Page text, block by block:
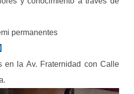
permanentes
en la Av. Fraternidad con Calle